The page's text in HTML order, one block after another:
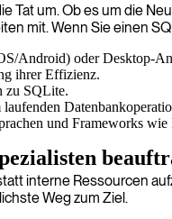
Tat um. Ob es um die
mit. Wenn Sie einen
Android) oder Desktop-
ihrer Effizienz.
zu SQLite.
und Frameworks
interne Ressourcen
Weg zum Ziel.